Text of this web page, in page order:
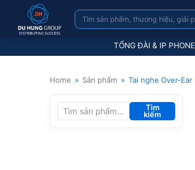
TỔNG ĐÀI & IP PHONE
Home » Sản phẩm » Tai nghe Over-Ear
Tìm
kiếm